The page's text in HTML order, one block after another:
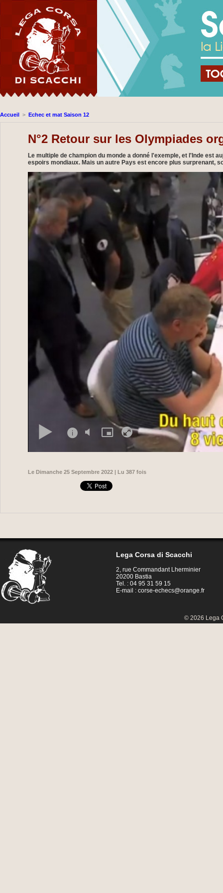
Accueil > Echec et mat Saison 12
N°2 Retour sur les Olympiades
Le multiple de champion du monde a donné l'exemple, et l'Inde est
espoirs mondiaux. Mais un autre Pays est encore plus surprenant,
Le Dimanche 25 Septembre 2022 | Lu 387 fois
Lega Corsa di Scacchi
2, rue Commandant Lherminier
20200 Bastia
Tel. : 04 95 31 59 15
E-mail :corse-echecs@orange.fr
© 2026 Lega